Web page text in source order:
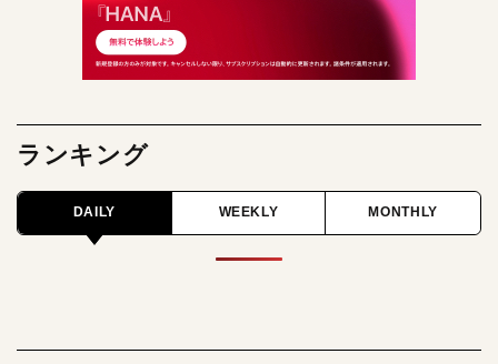
ランキング
DAILY WEEKLY MONTHLY